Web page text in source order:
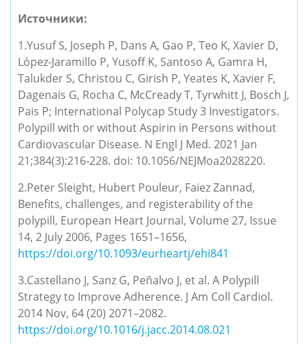
Источники:
1.Yusuf S, Joseph P, Dans A, Gao P, Teo K, Xavier D,
López-Jaramillo P, Yusoff K, Santoso A, Gamra H,
Talukder S, Christou C, Girish P, Yeates K, Xavier F,
Dagenais G, Rocha C, McCready T, Tyrwhitt J, Bosch J,
Pais P; International Polycap Study 3 Investigators.
Polypill with or without Aspirin in Persons without
Cardiovascular Disease. N Engl J Med. 2021 Jan
21;384(3):216-228. doi: 10.1056/NEJMoa2028220.
2.Peter Sleight, Hubert Pouleur, Faiez Zannad,
Benefits, challenges, and registerability of the
polypill, European Heart Journal, Volume 27, Issue
14, 2 July 2006, Pages 1651–1656,
https://doi.org/10.1093/eurheartj/ehi841
3.Castellano J, Sanz G, Peñalvo J, et al. A Polypill
Strategy to Improve Adherence. J Am Coll Cardiol.
2014 Nov, 64 (20) 2071–2082.
https://doi.org/10.1016/j.jacc.2014.08.021